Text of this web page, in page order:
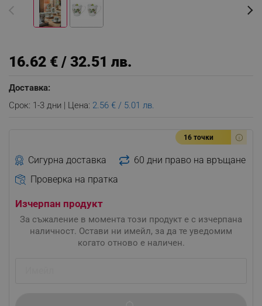
16.62 € / 32.51 лв.
Доставка:
Срок: 1-3 дни | Цена: 2.56 € / 5.01 лв.
16 точки
Сигурна доставка
60 дни право на връщане
Проверка на пратка
Изчерпан продукт
За съжаление в момента този продукт е с изчерпана
наличност. Остави ни имейл, за да те уведомим
когато отново е наличен.